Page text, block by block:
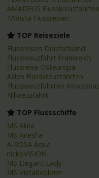
AMADEUS Flusskreuzfahrten
1AVista Flussreisen
TOP Reiseziele
Flussreisen Deutschland
Flusskreuzfahrt Frankreich
Flussreise Osteuropa
Asien Flusskreuzfahrten
Flusskreuzfahrten Amazonas
Nilkreuzfahrt
TOP Flussschiffe
MS Alina
MS Anesha
A-ROSA Aqua
nickoVISION
MS Elegant Lady
MS VistaExplorer